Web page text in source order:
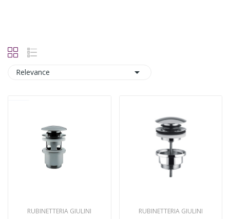
Relevance 
RUBINETTERIA GIULINI RUBINETTERIA GIULINI